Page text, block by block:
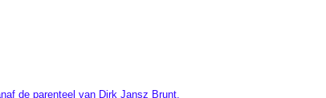
de parenteel van Dirk Jansz Brunt.